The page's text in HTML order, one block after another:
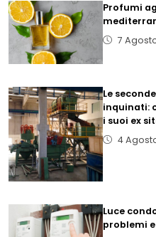
Profumi
7
Le
inquinati:
i suoi ex
4
Luce
problemi